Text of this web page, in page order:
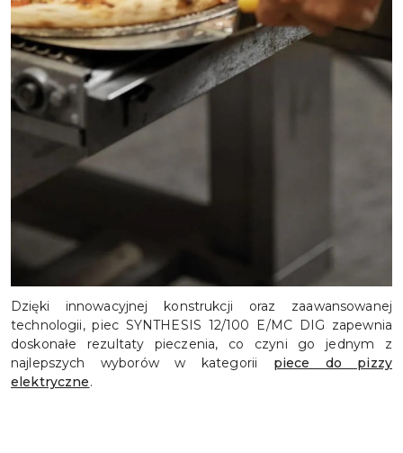
Dzięki innowacyjnej konstrukcji oraz zaawansowanej
technologii, piec SYNTHESIS 12/100 E/MC DIG zapewnia
doskonałe rezultaty pieczenia, co czyni go jednym z
najlepszych wyborów w kategorii piece do pizzy
elektryczne.